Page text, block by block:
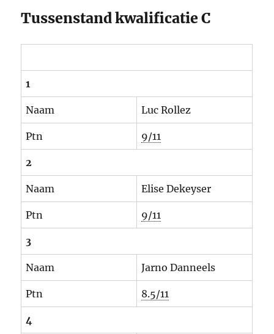
Tussenstand kwalificatie C
1
Naam Luc Rollez
Ptn 9/11
2
Naam Elise Dekeyser
Ptn 9/11
3
Naam Jarno Danneels
Ptn 8.5/11
4